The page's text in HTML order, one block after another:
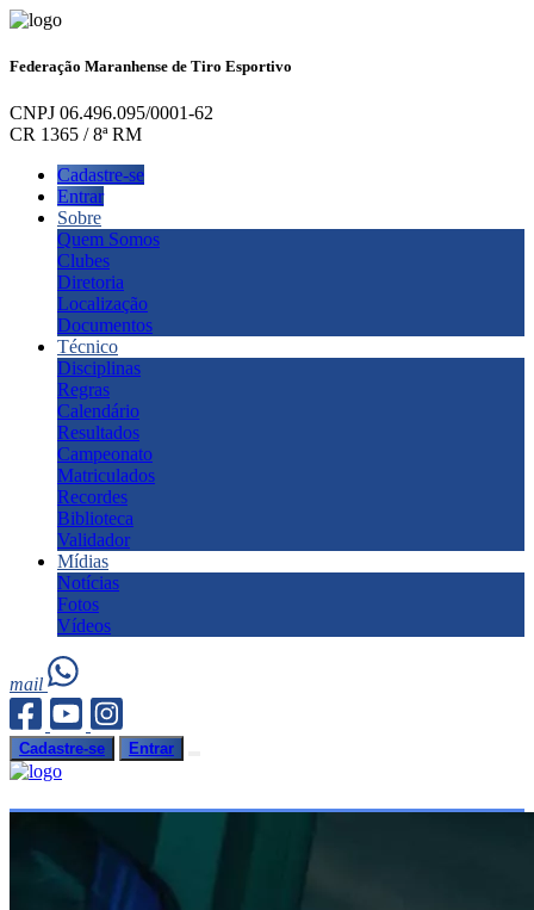
Federação Maranhense de Tiro Esportivo
CNPJ 06.496.095/0001-62
CR 1365 / 8ª RM
Cadastre-se
Entrar
Sobre
Quem Somos
Clubes
Diretoria
Localização
Documentos
Técnico
Disciplinas
Regras
Calendário
Resultados
Campeonato
Matriculados
Recordes
Biblioteca
Validador
Mídias
Notícias
Fotos
Vídeos
mail
Cadastre-se Entrar